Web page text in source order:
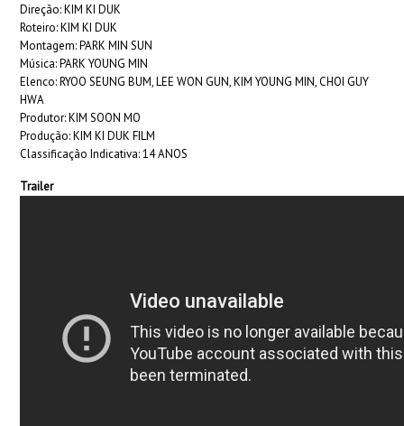
Direção: KIM KI DUK
Roteiro: KIM KI DUK
Montagem: PARK MIN SUN
Música: PARK YOUNG MIN
Elenco: RYOO SEUNG BUM, LEE WON GUN, KIM YOUNG MIN, CHOI GUY
HWA
Produtor: KIM SOON MO
Produção: KIM KI DUK FILM
Classificação Indicativa: 14 ANOS
Trailer